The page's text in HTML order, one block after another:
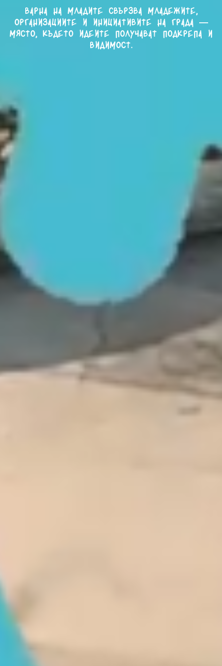
Варна на младите свързва младежите,
организациите и инициативите на града —
място, където идеите получават подкрепа и
видимост.